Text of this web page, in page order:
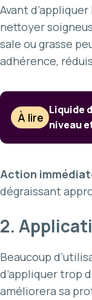
Avant
nettoyer
sale ou grasse
adhérence,
À lire
Liquide
niveau
Action
dégraissant
2.
Beaucoup
d’appliquer trop
améliorera sa